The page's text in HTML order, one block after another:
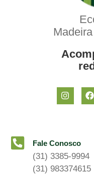
Fale Conosco
(31) 3385-9994
(31) 983374615